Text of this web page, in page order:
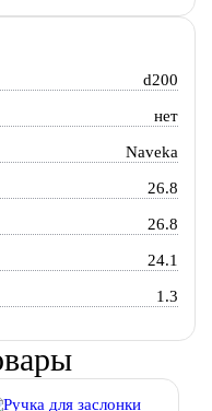
d200
нет
Naveka
26.8
26.8
24.1
1.3